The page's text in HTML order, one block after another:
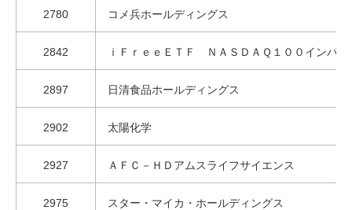
2780 コメ兵ホールディングス
2842 ｉＦｒｅｅＥＴＦ ＮＡＳＤＡＱ１００インバー
2897 日清食品ホールディングス
2902 太陽化学
2927 ＡＦＣ－ＨＤアムスライフサイエンス
2975 スター・マイカ・ホールディングス